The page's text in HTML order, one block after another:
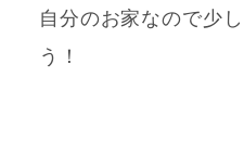
自分のお家なので少
う！